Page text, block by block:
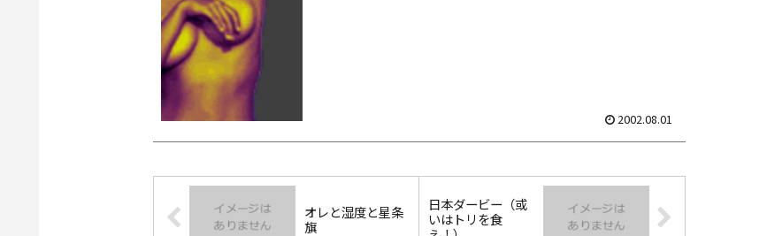
2002.08.01
オレと湿度と星条
旗
日本ダービー（或
いはトリを食